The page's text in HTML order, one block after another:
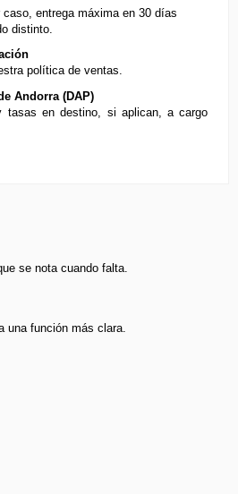
caso, entrega máxima en 30 días
distinto.
política de ventas.
Andorra (DAP)
tasas en destino, si aplican, a cargo
se nota cuando falta.
una función más clara.